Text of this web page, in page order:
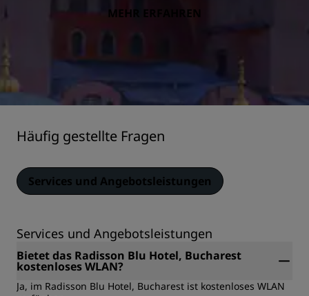
MEHR ERFAHREN
Häufig gestellte Fragen
Services und Angebotsleistungen
Services und Angebotsleistungen
Bietet das Radisson Blu Hotel, Bucharest
kostenloses WLAN?
Ja, im Radisson Blu Hotel, Bucharest ist kostenloses WLAN